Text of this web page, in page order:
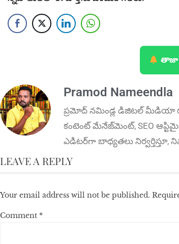
తాజా
Pramod Nameendla
ప్ర‌మోద్ న‌మిండ్ల‌ డిజిట‌ల్ మీడియా
కంటెంట్ మేనేజ్‌మెంట్‌, SEO
ఎడిటర్‌గా బాధ్యతలు నిర్వర్తిస్తూ,
LEAVE A REPLY
Your email address will not be published.
Comment *